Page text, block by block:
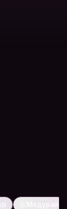
Мадурай